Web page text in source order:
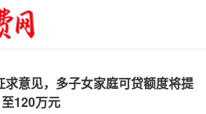
求意见，多子女家庭可贷额度将提
至120万元